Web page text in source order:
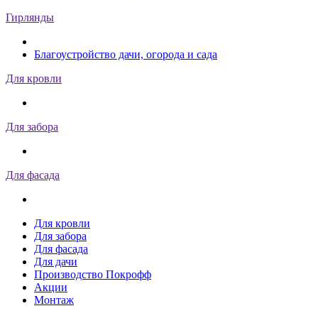
Гирлянды
Благоустройство дачи, огорода и сада
Для кровли
Для забора
Для фасада
Для кровли
Для забора
Для фасада
Для дачи
Производство Покрофф
Акции
Монтаж